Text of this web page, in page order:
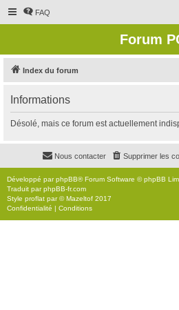
FAQ
Forum
Index du forum
Informations
Désolé, mais ce forum est actuellement
Supprimer les
Nous contacter
Développé parphpBB® Forum Software © phpBB
Traduit parphpBB-fr.com
Style proflat par ©Mazeltof 2017
Confidentialité | Conditions